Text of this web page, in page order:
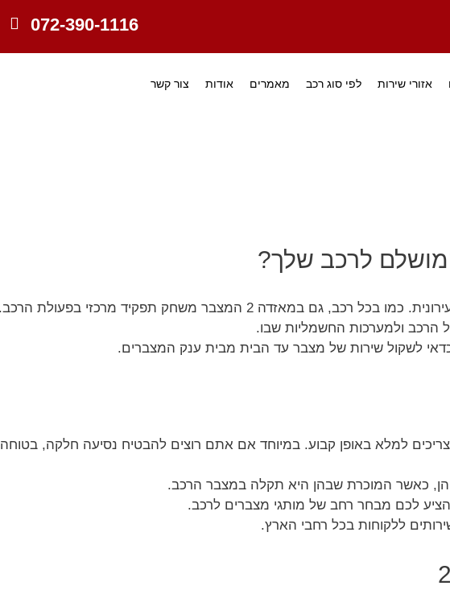
072-390-1116
אזורי שירות לפי סוג רכב מאמרים אודות צור קשר
הרכב ולמערכות החשמליות שבו.
למלא באופן קבוע. במיוחד אם אתם רוצים להבטיח נסיעה חלקה, בטוחה
כאשר המוכרת שבהן היא תקלה במצבר הרכב.
ללקוחות בכל רחבי הארץ.